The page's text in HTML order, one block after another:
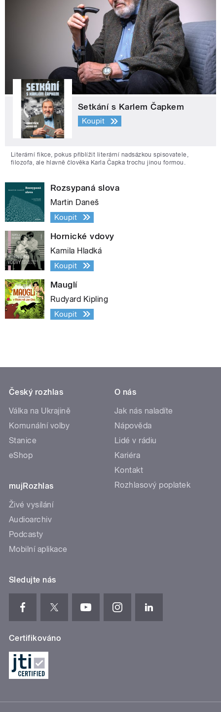
Setkání s Karlem Čapkem
Koupit
Literární fikce, pokus přiblížit literární nadsázkou spisovatele,
filozofa, ale hlavně člověka Karla Čapka trochu jinou formou.
Rozsypaná slova
Martin Daneš
Koupit
Hornické vdovy
Kamila Hladká
Koupit
Mauglí
Rudyard Kipling
Koupit
Český rozhlas
Válka na Ukrajině
Komunální volby
Stanice
eShop
mujRozhlas
Živé vysílání
Audioarchiv
Podcasty
Mobilní aplikace
O nás
Jak nás naladíte
Nápověda
Lidé v rádiu
Kariéra
Kontakt
Rozhlasový poplatek
Sledujte nás
Certifikováno